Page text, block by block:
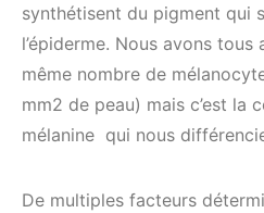
synthétisent du pigment qui
l’épiderme. Nous avons
même nombre de
mm2 de peau) mais c’est la
mélanine qui nous
De multiples facteurs